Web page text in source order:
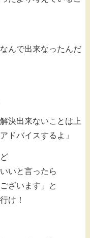
んで出来なったんだ
決出来ないことは上
ドバイスするよ」
いと言ったら
ざいます」と
け！